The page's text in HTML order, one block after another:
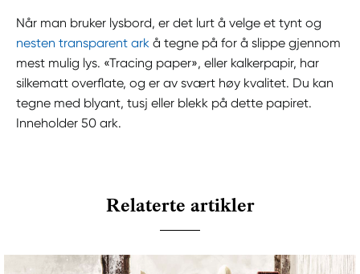
Når man bruker lysbord, er det lurt å velge et tynt og
nesten transparent ark å tegne på for å slippe gjennom
mest mulig lys. «Tracing paper», eller kalkerpapir, har
silkematt overflate, og er av svært høy kvalitet. Du kan
tegne med blyant, tusj eller blekk på dette papiret.
Inneholder 50 ark.
Relaterte artikler